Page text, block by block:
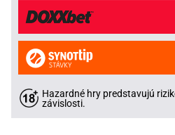
Hazardné hry predstavujú
závislosti.